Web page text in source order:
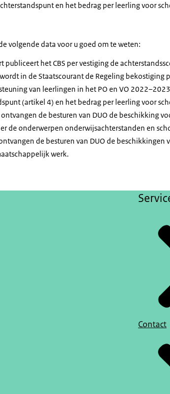
en het bedrag per leerling voor
volgende data voor u goed om te weten:
publiceert het CBS per vestiging de
in de Staatscourant de Regeling
van leerlingen in het PO en VO
(artikel 4) en het bedrag per leerling voor
de besturen van DUO de beschikking
de onderwerpen onderwijsachterstanden en
de besturen van DUO de
werk.
Contact